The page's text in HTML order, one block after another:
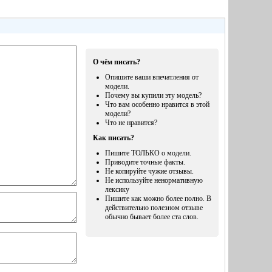
О чём писать?
Опишите ваши впечатления от
модели.
Почему вы купили эту модель?
Что вам особенно нравится в этой
модели?
Что не нравится?
Как писать?
Пишите ТОЛЬКО о модели.
Приводите точные факты.
Не копируйте чужие отзывы.
Не используйте ненормативную
лексику
Пишите как можно более полно. В
действительно полезном отзыве
обычно бывает более ста слов.